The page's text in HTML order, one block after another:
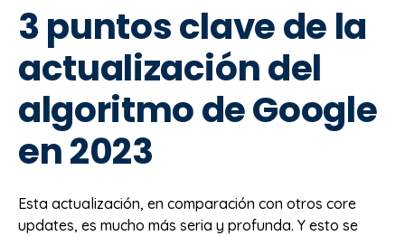
3 puntos clave de la
actualización del
algoritmo de Google
en 2023
Esta actualización, en comparación con otros core
updates, es mucho más seria y profunda. Y esto se